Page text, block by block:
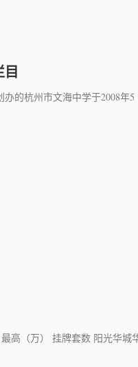
的杭州市文海中学于2008年5
高（万） 挂牌套数 阳光华城